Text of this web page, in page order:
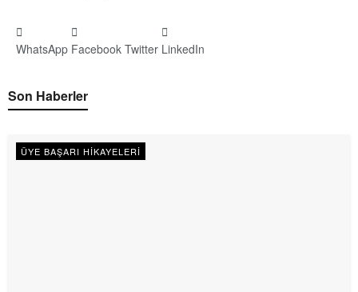
WhatsApp Facebook Twitter LinkedIn
Son Haberler
ÜYE BAŞARI HIKAYELERI